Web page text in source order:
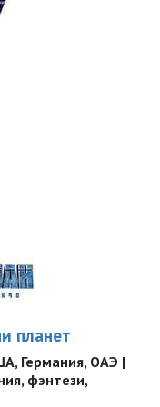
планет
Германия, ОАЭ |
фэнтези,